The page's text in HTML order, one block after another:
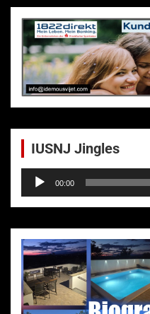
IUSNJ Jingles
Audio-
Player
00:00